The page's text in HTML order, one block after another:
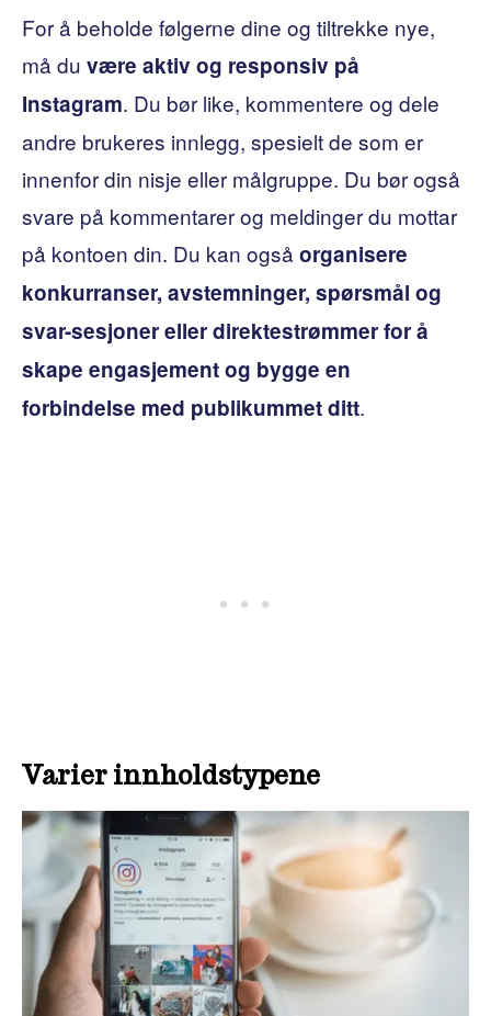
For å beholde følgerne dine og tiltrekke nye,
må du være aktiv og responsiv på
Instagram. Du bør like, kommentere og dele
andre brukeres innlegg, spesielt de som er
innenfor din nisje eller målgruppe. Du bør også
svare på kommentarer og meldinger du mottar
på kontoen din. Du kan også organisere
konkurranser, avstemninger, spørsmål og
svar-sesjoner eller direktestrømmer for å
skape engasjement og bygge en
forbindelse med publikummet ditt.
Varier innholdstypene